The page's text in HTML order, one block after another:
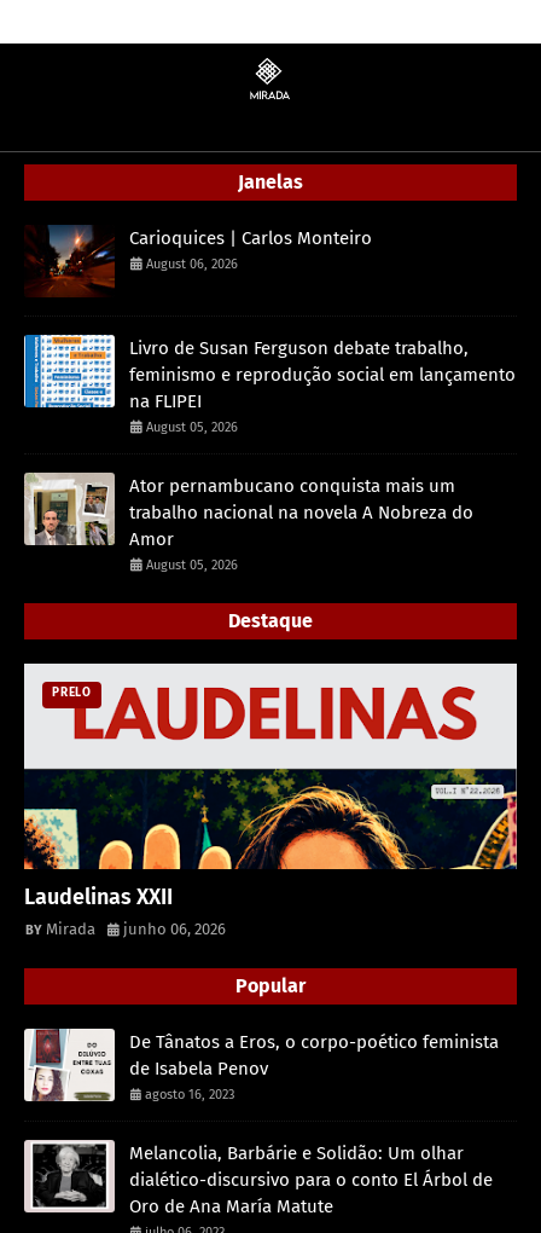
Janelas
Carioquices | Carlos Monteiro
August 06, 2026
Livro de Susan Ferguson debate trabalho,
feminismo e reprodução social em lançamento
na FLIPEI
August 05, 2026
Ator pernambucano conquista mais um
trabalho nacional na novela A Nobreza do
Amor
August 05, 2026
Destaque
PRELO
Laudelinas XXII
Mirada junho 06, 2026
Popular
De Tânatos a Eros, o corpo-poético feminista
de Isabela Penov
agosto 16, 2023
Melancolia, Barbárie e Solidão: Um olhar
dialético-discursivo para o conto El Árbol de
Oro de Ana María Matute